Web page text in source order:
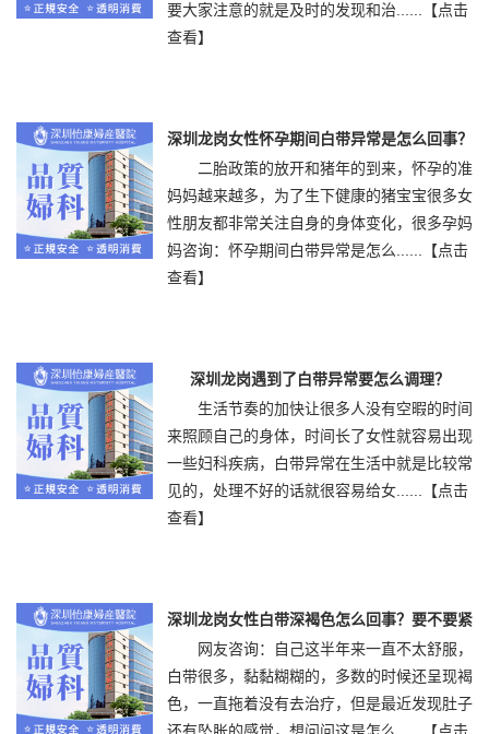
要大家注意的就是及时的发现和治......
【点击
查看】
深圳龙岗女性怀孕期间白带异常是怎么回事？
二胎政策的放开和猪年的到来，怀孕的准
妈妈越来越多，为了生下健康的猪宝宝很多女
性朋友都非常关注自身的身体变化，很多孕妈
妈咨询：怀孕期间白带异常是怎么......
【点击
查看】
深圳龙岗遇到了白带异常要怎么调理？
生活节奏的加快让很多人没有空暇的时间
来照顾自己的身体，时间长了女性就容易出现
一些妇科疾病，白带异常在生活中就是比较常
见的，处理不好的话就很容易给女......
【点击
查看】
深圳龙岗女性白带深褐色怎么回事？要不要紧
网友咨询：自己这半年来一直不太舒服，
白带很多，黏黏糊糊的，多数的时候还呈现褐
色，一直拖着没有去治疗，但是最近发现肚子